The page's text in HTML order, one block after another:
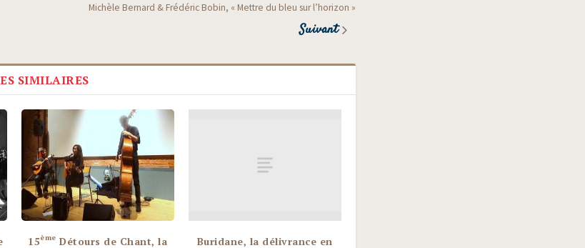
Michèle Bernard & Frédéric Bobin, « Mettre du bleu sur l’horizon »
Suivant
SIMILAIRES
15ème Détours de Chant, la
Buridane, la délivrance en